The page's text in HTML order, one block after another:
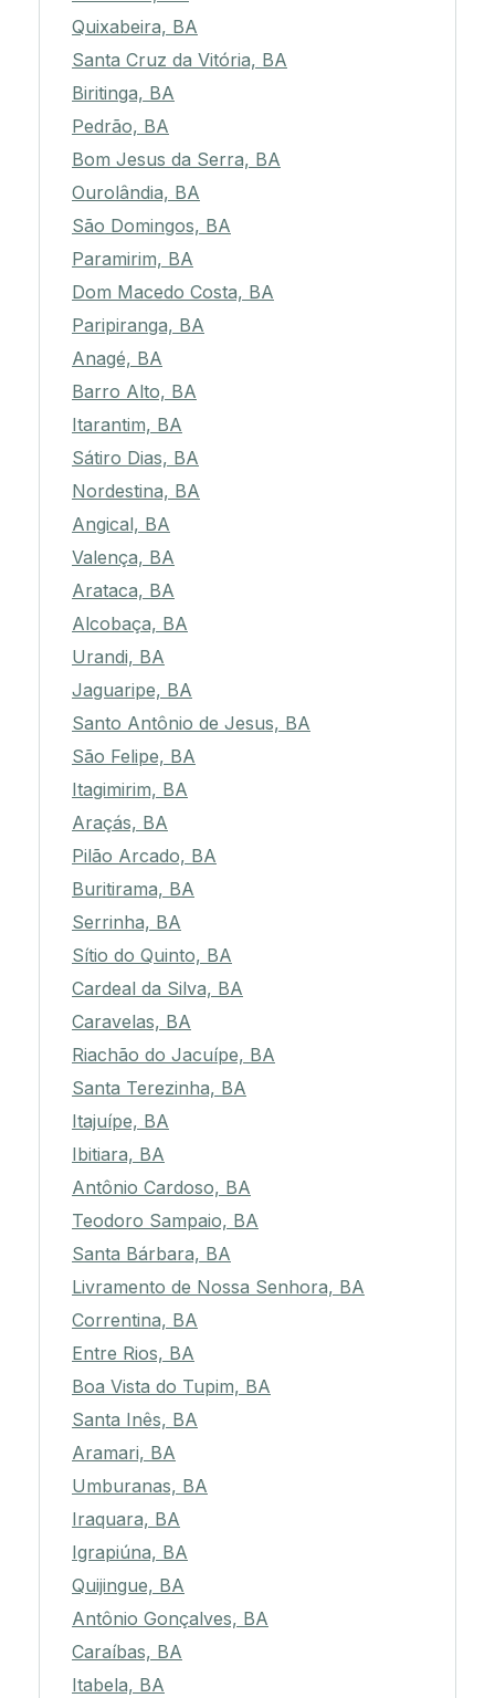
Quixabeira, BA
Santa Cruz da Vitória, BA
Biritinga, BA
Pedrão, BA
Bom Jesus da Serra, BA
Ourolândia, BA
São Domingos, BA
Paramirim, BA
Dom Macedo Costa, BA
Paripiranga, BA
Anagé, BA
Barro Alto, BA
Itarantim, BA
Sátiro Dias, BA
Nordestina, BA
Angical, BA
Valença, BA
Arataca, BA
Alcobaça, BA
Urandi, BA
Jaguaripe, BA
Santo Antônio de Jesus, BA
São Felipe, BA
Itagimirim, BA
Araçás, BA
Pilão Arcado, BA
Buritirama, BA
Serrinha, BA
Sítio do Quinto, BA
Cardeal da Silva, BA
Caravelas, BA
Riachão do Jacuípe, BA
Santa Terezinha, BA
Itajuípe, BA
Ibitiara, BA
Antônio Cardoso, BA
Teodoro Sampaio, BA
Santa Bárbara, BA
Livramento de Nossa Senhora, BA
Correntina, BA
Entre Rios, BA
Boa Vista do Tupim, BA
Santa Inês, BA
Aramari, BA
Umburanas, BA
Iraquara, BA
Igrapiúna, BA
Quijingue, BA
Antônio Gonçalves, BA
Caraíbas, BA
Itabela, BA